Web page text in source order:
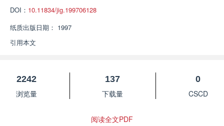
DOI： 10.11834/jig.199706128
纸质出版日期： 1997
引用本文
2242
浏览量
137
下载量
0
CSCD
阅读全文PDF